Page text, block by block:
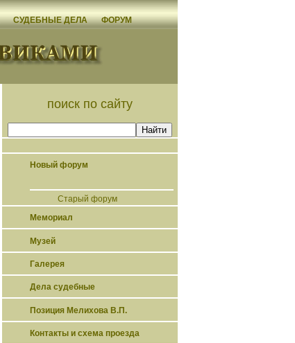
СУДЕБНЫЕ ДЕЛА ФОРУМ
поиск по сайту
Новый форум
Старый форум
Мемориал
Музей
Галерея
Дела судебные
Позиция Мелихова В.П.
Контакты и схема проезда